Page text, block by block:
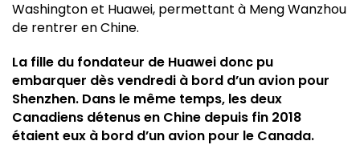
Washington et Huawei, permettant à Meng Wanzhou
de rentrer en Chine.
La fille du fondateur de Huawei donc pu
embarquer dès vendredi à bord d’un avion pour
Shenzhen. Dans le même temps, les deux
Canadiens détenus en Chine depuis fin 2018
étaient eux à bord d’un avion pour le Canada.